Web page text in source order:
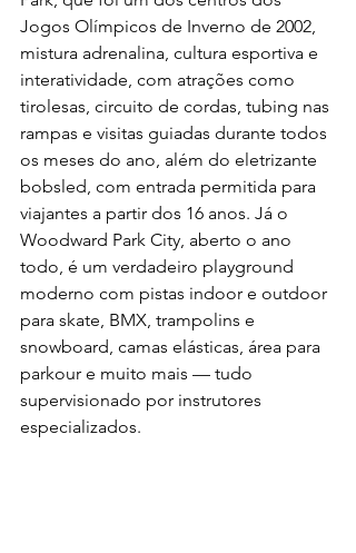
Jogos Olímpicos de Inverno de 2002,
mistura adrenalina, cultura esportiva e
interatividade, com atrações como
tirolesas, circuito de cordas, tubing nas
rampas e visitas guiadas durante todos
os meses do ano, além do eletrizante
bobsled, com entrada permitida para
viajantes a partir dos 16 anos. Já o
Woodward Park City, aberto o ano
todo, é um verdadeiro playground
moderno com pistas indoor e outdoor
para skate, BMX, trampolins e
snowboard, camas elásticas, área para
parkour e muito mais — tudo
supervisionado por instrutores
especializados.